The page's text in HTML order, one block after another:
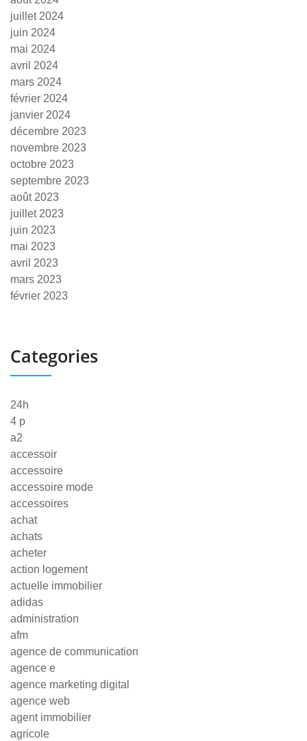
juillet 2024
juin 2024
mai 2024
avril 2024
mars 2024
février 2024
janvier 2024
décembre 2023
novembre 2023
octobre 2023
septembre 2023
août 2023
juillet 2023
juin 2023
mai 2023
avril 2023
mars 2023
février 2023
Categories
24h
4 p
a2
accessoir
accessoire
accessoire mode
accessoires
achat
achats
acheter
action logement
actuelle immobilier
adidas
administration
afm
agence de communication
agence e
agence marketing digital
agence web
agent immobilier
agricole